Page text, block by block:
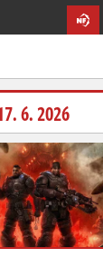
6. 2026